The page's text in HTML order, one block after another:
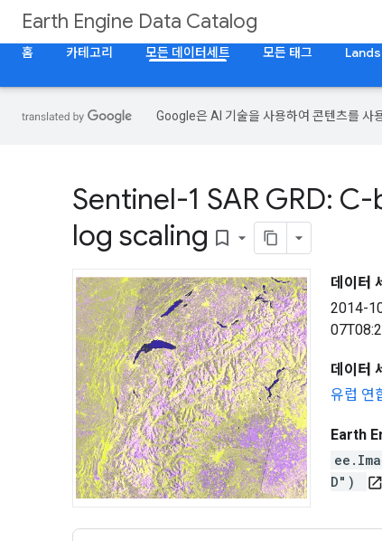
Earth Engine Data Catalog
홈
카테고리 모든 데이터세트 모든 태그
Google은 AI 기술을 사용하여 콘텐츠를 사
Sentinel-1 SAR GRD:
log scaling bookmark_border
데이터
2014-
데이터
유럽 연
Earth
D")
open_in_new